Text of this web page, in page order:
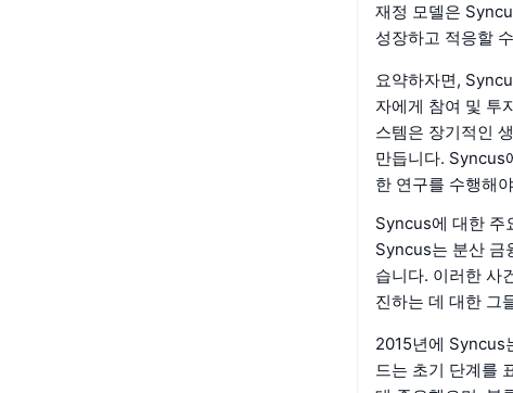
재정 모델은
성장하고 적응할
요약하자면,
자에게 참여 및 투
스템은 장기적인
만듭니다. Syncus
한 연구를 수행해
Syncus에 대한 주
Syncus는 분산 금
습니다. 이러한 사
진하는 데 대한 그
2015년에 Syncus
드는 초기 단계를